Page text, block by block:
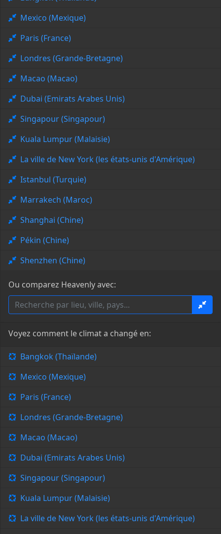
Mexico (Mexique)
Paris (France)
Londres (Grande-Bretagne)
Macao (Macao)
Dubai (Emirats Arabes Unis)
Singapour (Singapour)
Kuala Lumpur (Malaisie)
La ville de New York (les états-unis d'Amérique)
Istanbul (Turquie)
Marrakech (Maroc)
Shanghai (Chine)
Pékin (Chine)
Shenzhen (Chine)
Ou comparez Heavenly avec:
Voyez comment le climat a changé en:
Bangkok (Thaïlande)
Mexico (Mexique)
Paris (France)
Londres (Grande-Bretagne)
Macao (Macao)
Dubai (Emirats Arabes Unis)
Singapour (Singapour)
Kuala Lumpur (Malaisie)
La ville de New York (les états-unis d'Amérique)